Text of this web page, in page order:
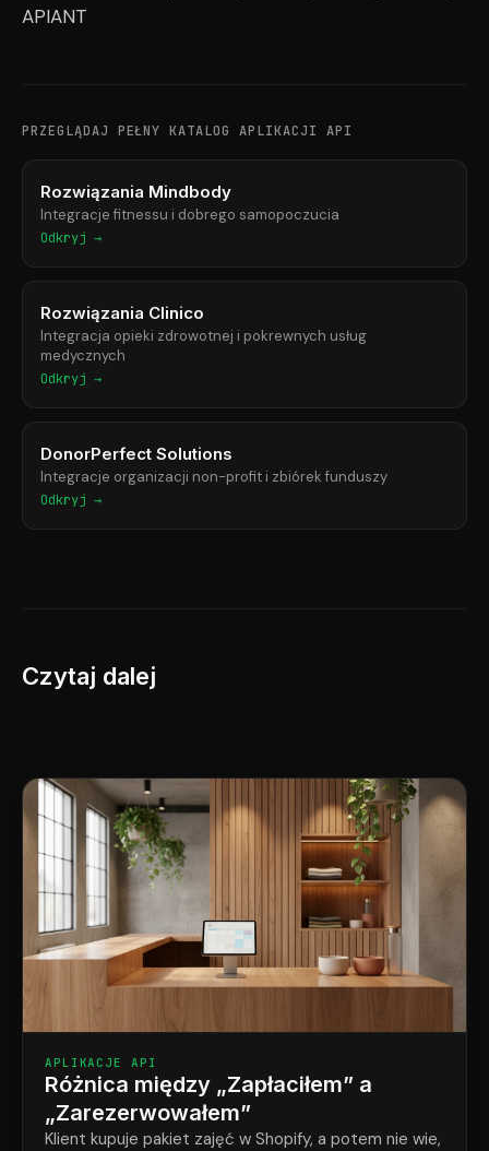
APIANT
PRZEGLĄDAJ PEŁNY KATALOG APLIKACJI API
Rozwiązania Mindbody
Integracje fitnessu i dobrego samopoczucia
Odkryj →
Rozwiązania Clinico
Integracja opieki zdrowotnej i pokrewnych usług
medycznych
Odkryj →
DonorPerfect Solutions
Integracje organizacji non-profit i zbiórek funduszy
Odkryj →
Czytaj dalej
APLIKACJE API
Różnica między „Zapłaciłem” a
„Zarezerwowałem”
Klient kupuje pakiet zajęć w Shopify, a potem nie wie,